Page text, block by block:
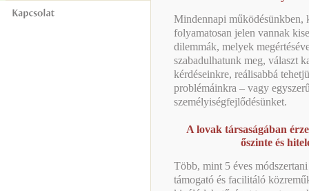
Mindennapi működésünkben,
folyamatosan jelen vannak
dilemmák, melyek
szabadulhatunk meg, választ
kérdéseinkre, reálisabbá
problémáinkra – vagy
személyiségfejlődésünket.
A lovak társaságában
őszinte és
Több, mint 5 éves
támogató és facilitáló